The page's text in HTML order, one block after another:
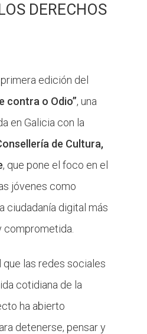
DERECHOS
edición del
contra o Odio”, una
en Galicia con la
de Cultura,
, que pone el foco en el
jóvenes como
ciudadanía digital más
comprometida.
que las redes sociales
cotidiana de la
ha abierto
detenerse, pensar y